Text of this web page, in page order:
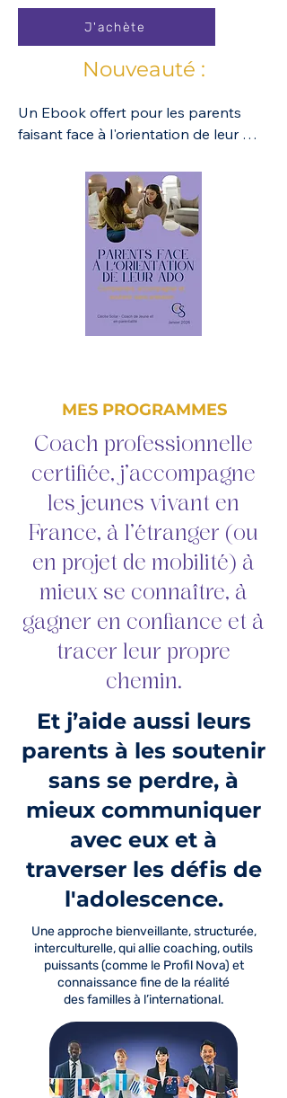
de 3e, 2de, 1re et Terminale dans
leurs choix d’orientation, déclenche
les adolescents et les guide pour
Une collection simple, attrayante,
rassurante, concrète, bi-media,
accompagner les adolescents et
leurs parents dans le processus
d’orientation
J'achète
Nouveauté :
Un Ebook offert pour les parents
faisant face à l'orientation de leur
Comprendre, accompagner et
soutenir sans pression (même à
MES PROGRAMMES
Coach professionnelle
certifiée, j’accompagne
les jeunes vivant en
France, à l’étranger (ou
en projet de mobilité) à
mieux se connaître, à
gagner en confiance et à
tracer leur propre
chemin.
Et j’aide aussi leurs
parents à les soutenir
sans se perdre, à
mieux communiquer
avec eux et à
traverser les défis de
l'adolescence.
Une approche bienveillante, structurée,
interculturelle, qui allie coaching, outils
puissants (comme le Profil Nova) et
connaissance fine de la réalité
des familles à l’international.